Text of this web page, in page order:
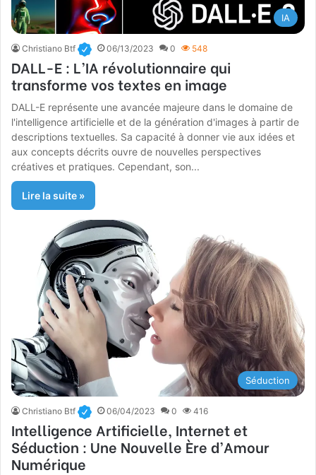
IA
Christiano Btf 06/13/2023 0 548
DALL-E : L’IA révolutionnaire qui
transforme vos textes en image
DALL-E représente une avancée majeure dans le domaine de
l'intelligence artificielle et de la génération d'images à partir de
descriptions textuelles. Sa capacité à donner vie aux idées et
aux concepts décrits ouvre de nouvelles perspectives
créatives et pratiques. Cependant, son...
Lire la suite »
Séduction
Christiano Btf 06/04/2023 0 416
Intelligence Artificielle, Internet et
Séduction : Une Nouvelle Ère d’Amour
Numérique